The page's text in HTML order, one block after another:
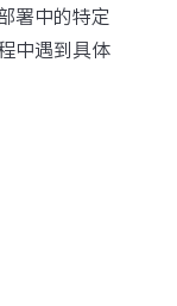
署中的特定
中遇到具体